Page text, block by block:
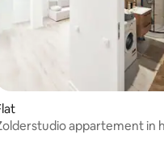
appartement in